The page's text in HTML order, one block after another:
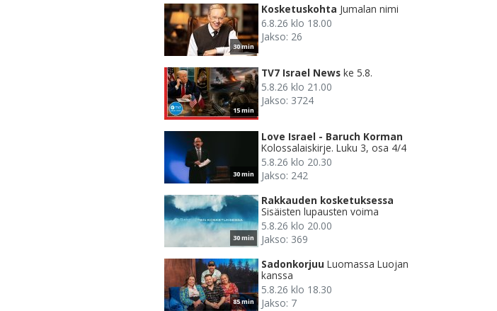
30 min
Kosketuskohta Jumalan nimi
6.8.26 klo 18.00
Jakso: 26
15 min
TV7 Israel News ke 5.8.
5.8.26 klo 21.00
Jakso: 3724
30 min
Love Israel - Baruch Korman
Kolossalaiskirje. Luku 3, osa 4/4
5.8.26 klo 20.30
Jakso: 242
30 min
Rakkauden kosketuksessa
Sisäisten lupausten voima
5.8.26 klo 20.00
Jakso: 369
85 min
Sadonkorjuu Luomassa Luojan
kanssa
5.8.26 klo 18.30
Jakso: 7